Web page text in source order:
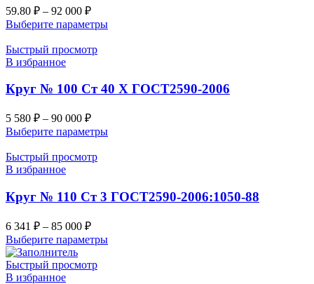
59.80 ₽ – 92 000 ₽
Выберите параметры
Быстрый просмотр
В избранное
Круг № 100 Ст 40 Х ГОСТ2590-2006
5 580 ₽ – 90 000 ₽
Выберите параметры
Быстрый просмотр
В избранное
Круг № 110 Ст 3 ГОСТ2590-2006:1050-88
6 341 ₽ – 85 000 ₽
Выберите параметры
Быстрый просмотр
В избранное